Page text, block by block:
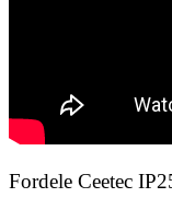
Fordele Ceetec